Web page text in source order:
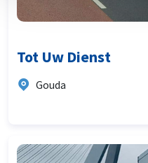
Tot Uw Dienst
Gouda